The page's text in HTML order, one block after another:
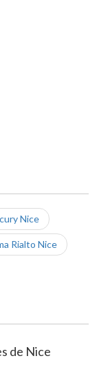
Nice
Rialto Nice
de Nice